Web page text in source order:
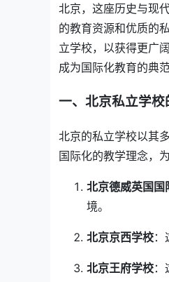
北京，这座历史与现
的教育资源和优质的
立学校，以获得更广
成为国际化教育的典范
一、北京私立学校
北京的私立学校以其
国际化的教学理念，
北京德威英国国
境。
北京京西学校：
北京王府学校